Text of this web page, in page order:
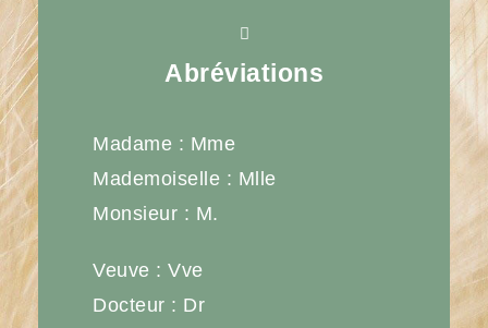
Abréviations
Madame : Mme
Mademoiselle : Mlle
Monsieur : M.
Veuve : Vve
Docteur : Dr